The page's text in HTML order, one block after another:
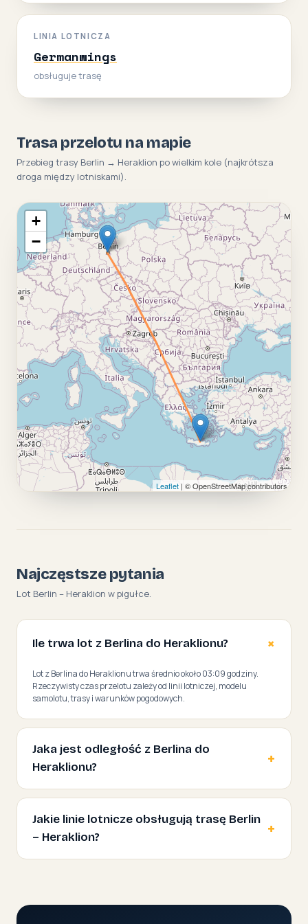
LINIA LOTNICZA
Germanwings
obsługuje trasę
Trasa przelotu na mapie
Przebieg trasy Berlin → Heraklion po wielkim kole (najkrótsza
droga między lotniskami).
+
−
Leaflet | © OpenStreetMap contributors
Najczęstsze pytania
Lot Berlin – Heraklion w pigułce.
Ile trwa lot z Berlina do Heraklionu?
Lot z Berlina do Heraklionu trwa średnio około 03:09 godziny.
Rzeczywisty czas przelotu zależy od linii lotniczej, modelu
samolotu, trasy i warunków pogodowych.
Jaka jest odległość z Berlina do
Heraklionu?
Jakie linie lotnicze obsługują trasę Berlin
– Heraklion?